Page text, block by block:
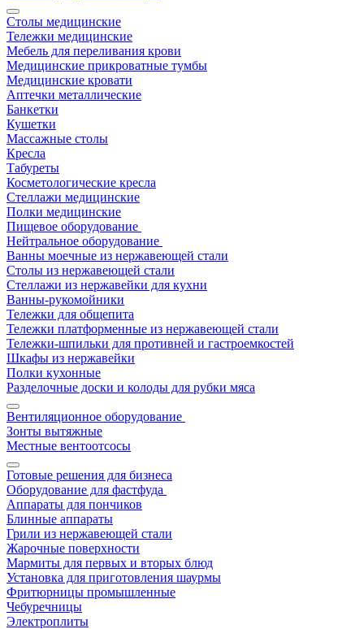
Столы медицинские
Тележки медицинские
Мебель для переливания крови
Медицинские прикроватные тумбы
Медицинские кровати
Аптечки металлические
Банкетки
Кушетки
Массажные столы
Кресла
Табуреты
Косметологические кресла
Стеллажи медицинские
Полки медицинские
Пищевое оборудование
Нейтральное оборудование
Ванны моечные из нержавеющей стали
Столы из нержавеющей стали
Стеллажи из нержавейки для кухни
Ванны-рукомойники
Тележки для общепита
Тележки платформенные из нержавеющей стали
Тележки-шпильки для противней и гастроемкостей
Шкафы из нержавейки
Полки кухонные
Разделочные доски и колоды для рубки мяса
Вентиляционное оборудование
Зонты вытяжные
Местные вентоотсосы
Готовые решения для бизнеса
Оборудование для фастфуда
Аппараты для пончиков
Блинные аппараты
Грили из нержавеющей стали
Жарочные поверхности
Мармиты для первых и вторых блюд
Установка для приготовления шаурмы
Фритюрницы промышленные
Чебуречницы
Электроплиты